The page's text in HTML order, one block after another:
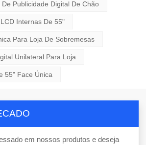
Publicidade Digital De Chão
Internas De 55"
Para Loja De Sobremesas
Unilateral Para Loja
55" Face Única
em nossos produtos e deseja